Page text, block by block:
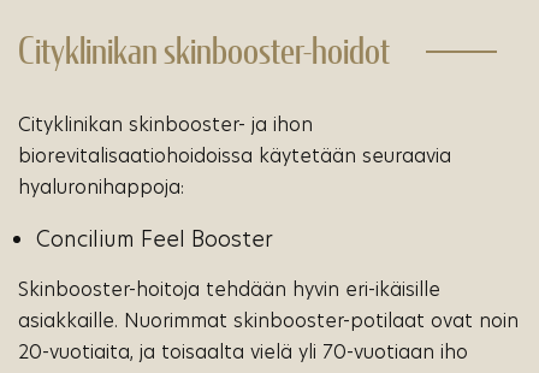
Cityklinikan skinbooster-hoidot
Cityklinikan skinbooster- ja ihon
biorevitalisaatiohoidoissa käytetään seuraavia
hyaluronihappoja:
Concilium Feel Booster
Skinbooster-hoitoja tehdään hyvin eri-ikäisille
asiakkaille. Nuorimmat skinbooster-potilaat ovat noin
20-vuotiaita, ja toisaalta vielä yli 70-vuotiaan iho